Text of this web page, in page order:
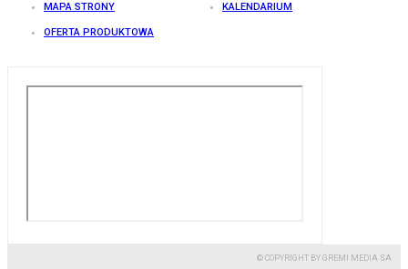
MAPA STRONY KALENDARIUM
OFERTA PRODUKTOWA
© COPYRIGHT BY GREMI MEDIA SA